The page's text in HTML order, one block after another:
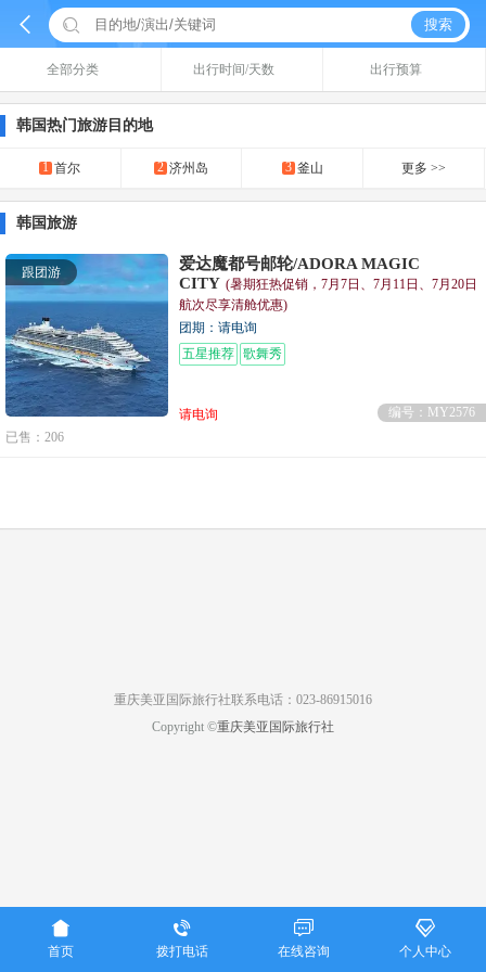
  搜索
全部分类 出行时间/天数 出行预算
韩国热门旅游目的地
1 首尔 2 济州岛 3 釜山 更多 >>
韩国旅游
跟团游
爱达魔都号邮轮/ADORA MAGIC
CITY (暑期狂热促销，7月7日、7月11日、7月20日
航次尽享清舱优惠)
团期：请电询
五星推荐 歌舞秀
请电询
编号：MY2576
已售：206
重庆美亚国际旅行社联系电话：023-86915016
Copyright ©重庆美亚国际旅行社

首页

拨打电话

在线咨询

个人中心